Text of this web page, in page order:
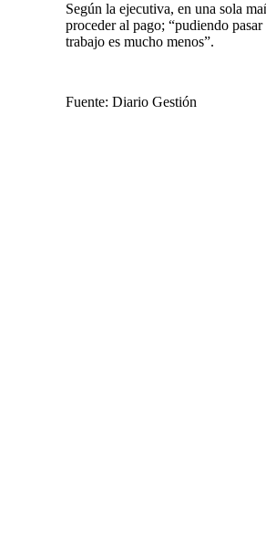
Según la ejecutiva, en una sola
proceder al pago; “pudiendo
trabajo es mucho menos”.
Fuente: Diario Gestión